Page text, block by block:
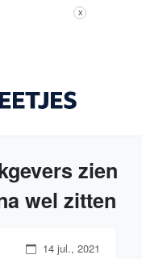
X
zien
wel zitten
14 jul., 2021